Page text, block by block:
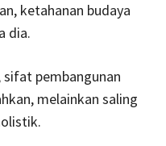
ketahanan budaya
dia.
sifat pembangunan
melainkan saling